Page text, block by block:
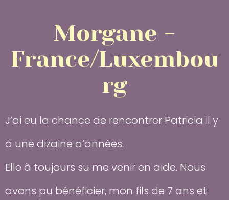
Morgane -
France/Luxembou
rg
J’ai eu la chance de rencontrer Patricia il y
a une dizaine d’années.
Elle à toujours su me venir en aide. Nous
avons pu bénéficier, mon fils de 7 ans et